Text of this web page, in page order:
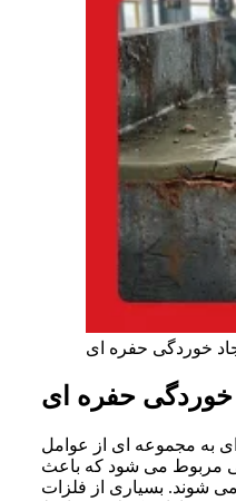
خوردگی حفره ای
خوردگی حفره ای
به مجموعه ای از عوامل
مربوط می شود که باعث
شوند. بسیاری از فلزات